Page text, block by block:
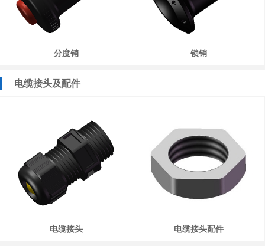
分度销 锁销
电缆接头及配件
电缆接头 电缆接头配件